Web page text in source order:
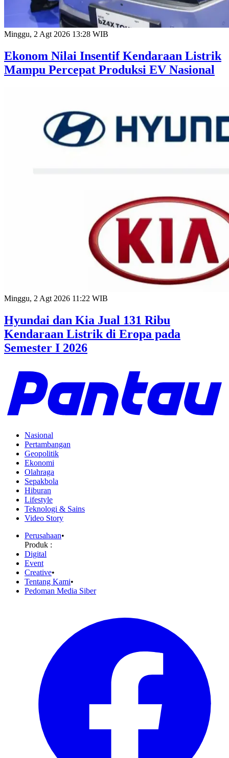
Minggu, 2 Agt 2026 13:28 WIB
Ekonom Nilai Insentif Kendaraan Listrik
Mampu Percepat Produksi EV Nasional
Minggu, 2 Agt 2026 11:22 WIB
Hyundai dan Kia Jual 131 Ribu
Kendaraan Listrik di Eropa pada
Semester I 2026
Nasional
Pertambangan
Geopolitik
Ekonomi
Olahraga
Sepakbola
Hiburan
Lifestyle
Teknologi & Sains
Video Story
Perusahaan•
Produk :
Digital
Event
Creative•
Tentang Kami•
Pedoman Media Siber